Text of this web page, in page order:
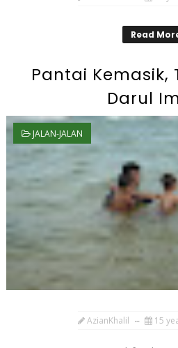
Read
Pantai Kemasik,
Darul
JALAN-JALAN
AzianKhalil 15